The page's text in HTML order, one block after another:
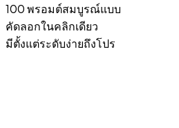
100 พรอมต์สมบูรณ์แบบ
คัดลอกในคลิกเดียว
มีตั้งแต่ระดับง่ายถึงโปร